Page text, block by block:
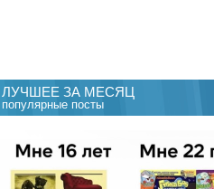
ЛУЧШЕЕ ЗА МЕСЯЦ
популярные посты